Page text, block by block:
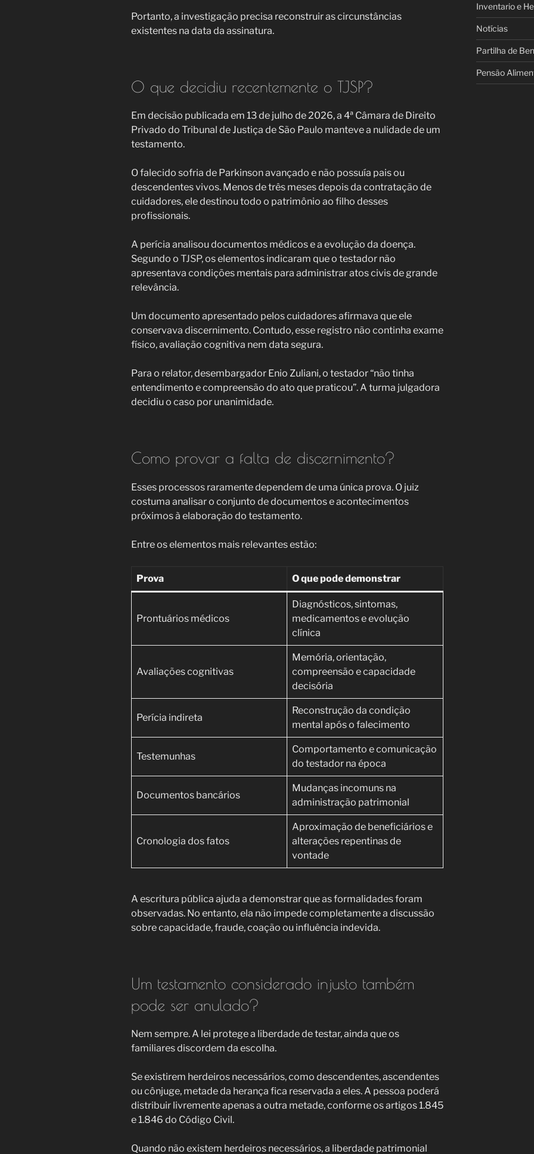
Portanto, a investigação precisa reconstruir as circunstâncias
existentes na data da assinatura.
O que decidiu recentemente o TJSP?
Em decisão publicada em 13 de julho de 2026, a 4ª Câmara de Direito
Privado do Tribunal de Justiça de São Paulo manteve a nulidade de um
testamento.
O falecido sofria de Parkinson avançado e não possuía pais ou
descendentes vivos. Menos de três meses depois da contratação de
cuidadores, ele destinou todo o patrimônio ao filho desses
profissionais.
A perícia analisou documentos médicos e a evolução da doença.
Segundo o TJSP, os elementos indicaram que o testador não
apresentava condições mentais para administrar atos civis de grande
relevância.
Um documento apresentado pelos cuidadores afirmava que ele
conservava discernimento. Contudo, esse registro não continha exame
físico, avaliação cognitiva nem data segura.
Para o relator, desembargador Enio Zuliani, o testador “não tinha
entendimento e compreensão do ato que praticou”. A turma julgadora
decidiu o caso por unanimidade.
Como provar a falta de discernimento?
Esses processos raramente dependem de uma única prova. O juiz
costuma analisar o conjunto de documentos e acontecimentos
próximos à elaboração do testamento.
Entre os elementos mais relevantes estão:
Prova O que pode demonstrar
Prontuários médicos
Diagnósticos, sintomas,
medicamentos e evolução
clínica
Avaliações cognitivas
Memória, orientação,
compreensão e capacidade
decisória
Perícia indireta
Reconstrução da condição
mental após o falecimento
Testemunhas
Comportamento e comunicação
do testador na época
Documentos bancários
Mudanças incomuns na
administração patrimonial
Cronologia dos fatos
Aproximação de beneficiários e
alterações repentinas de
vontade
A escritura pública ajuda a demonstrar que as formalidades foram
observadas. No entanto, ela não impede completamente a discussão
sobre capacidade, fraude, coação ou influência indevida.
Um testamento considerado injusto também
pode ser anulado?
Nem sempre. A lei protege a liberdade de testar, ainda que os
familiares discordem da escolha.
Se existirem herdeiros necessários, como descendentes, ascendentes
ou cônjuge, metade da herança fica reservada a eles. A pessoa poderá
distribuir livremente apenas a outra metade, conforme os artigos 1.845
e 1.846 do Código Civil.
Quando não existem herdeiros necessários, a liberdade patrimonial
Inventario e
Notícias
Partilha de
Pensão